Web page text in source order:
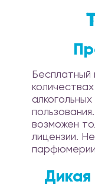
Бесплатный
возможен
лицензии.